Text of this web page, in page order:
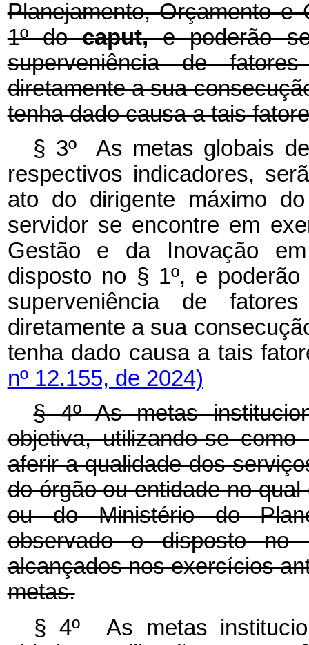
Planejamento, Orçamento
1º docaput,e poderão
superveniência de
diretamente a sua
tenha dado causa a tais
§ 3º As metas globais
respectivos indicadores,
ato do dirigente máximo
servidor se encontre em
Gestão e da Inovação
disposto no § 1º, e
superveniência de
diretamente a sua
tenha dado causa a tais
nº 12.155, de 2024)
§ 4º As metas
objetiva, utilizando-se
aferir a qualidade dos
do órgão ou entidade no
ou do Ministério do
observado o disposto
alcançados nos exercícios
metas.
§ 4º As metas